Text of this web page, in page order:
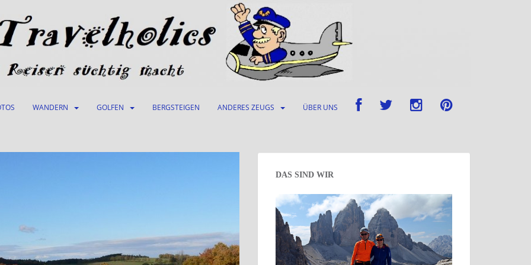
WANDERN GOLFEN BERGSTEIGEN ANDERES ZEUGS ÜBER UNS
DAS SIND WIR